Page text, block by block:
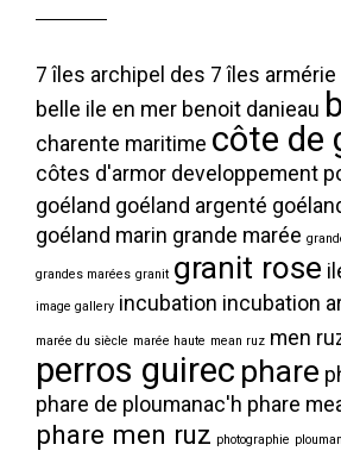
7 îles archipel des 7 îles
belle ile en mer benoit danieau
charente maritime côte de
côtes d'armor developpement
goéland goéland argenté
goéland marin grande marée
grandes marées granit granit rose
image gallery incubation incubation
marée du siècle marée haute mean ruz men
perros guirec phare
phare de ploumanac'h phare
phare men ruz photographie